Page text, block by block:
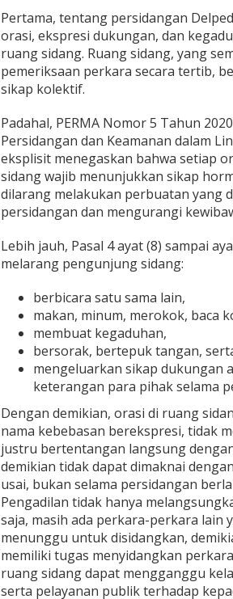
o
n
t
e
m
p
o
f
o
u
r
t
Pertama, tentang persidangan
orasi, ekspresi dukungan, dan
ruang sidang. Ruang sidang, yang
pemeriksaan perkara secara tertib,
sikap kolektif.
Padahal, PERMA Nomor 5 Tahun
Persidangan dan Keamanan dalam
eksplisit menegaskan bahwa setiap
sidang wajib menunjukkan sikap
dilarang melakukan perbuatan yang
persidangan dan mengurangi
Lebih jauh, Pasal 4 ayat (8) sampai
melarang pengunjung sidang:
berbicara satu sama lain,
makan, minum, merokok, baca
membuat kegaduhan,
bersorak, bertepuk tangan,
mengeluarkan sikap dukungan
keterangan para pihak selama
Dengan demikian, orasi di ruang
nama kebebasan berekspresi, tidak
justru bertentangan langsung
demikian tidak dapat dimaknai
usai, bukan selama persidangan
Pengadilan tidak hanya
saja, masih ada perkara-perkara lain
menunggu untuk disidangkan,
memiliki tugas menyidangkan
ruang sidang dapat mengganggu
serta pelayanan publik terhadap